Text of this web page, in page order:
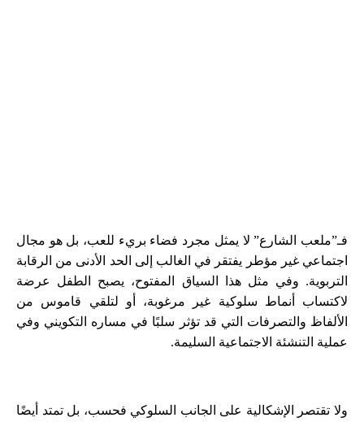
فـ”ملعب الشارع” لا يمثل مجرد فضاء بريء للعب، بل هو مجال
اجتماعي غير مؤطر يفتقر في الغالب إلى الحد الأدنى من الرقابة
التربوية. وفي مثل هذا السياق المفتوح، يصبح الطفل عرضة
لاكتساب أنماط سلوكية غير مرغوبة، أو لتلقي قاموس من
الألفاظ والتصرفات التي قد تؤثر سلبًا في مساره التكويني وفي
عملية التنشئة الاجتماعية السليمة.
ولا تقتصر الإشكالية على الجانب السلوكي فحسب، بل تمتد أيضًا